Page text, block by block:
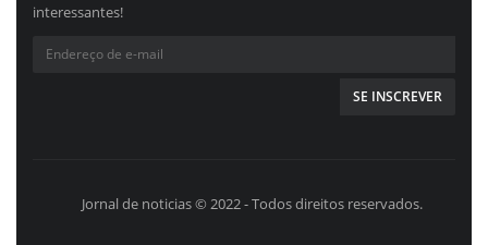
interessantes!
Jornal de noticias © 2022 - Todos direitos reservados.